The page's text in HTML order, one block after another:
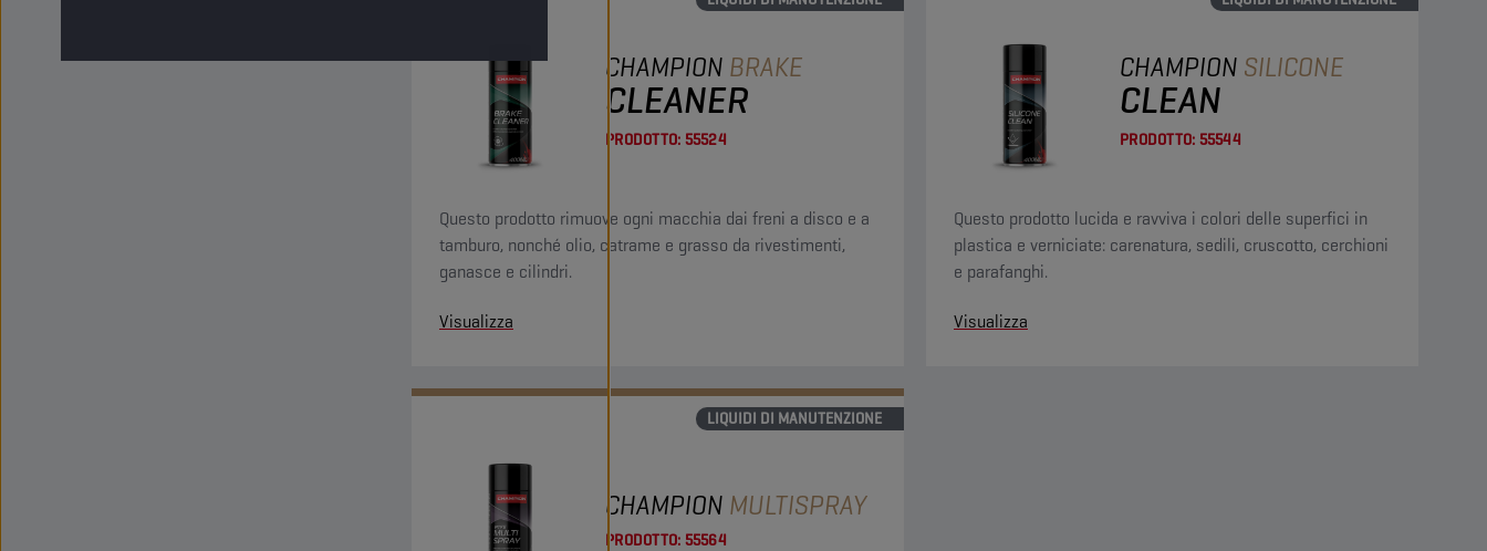
CHAMPION BRAKE
CLEANER
PRODOTTO: 55524
Questo prodotto rimuove ogni macchia dai freni a disco e a
tamburo, nonché olio, catrame e grasso da rivestimenti,
ganasce e cilindri.
Visualizza
CHAMPION SILICONE
CLEAN
PRODOTTO: 55544
Questo prodotto lucida e ravviva i colori delle superfici in
plastica e verniciate: carenatura, sedili, cruscotto, cerchioni
e parafanghi.
Visualizza
LIQUIDI DI MANUTENZIONE
CHAMPION MULTISPRAY
PRODOTTO: 55564